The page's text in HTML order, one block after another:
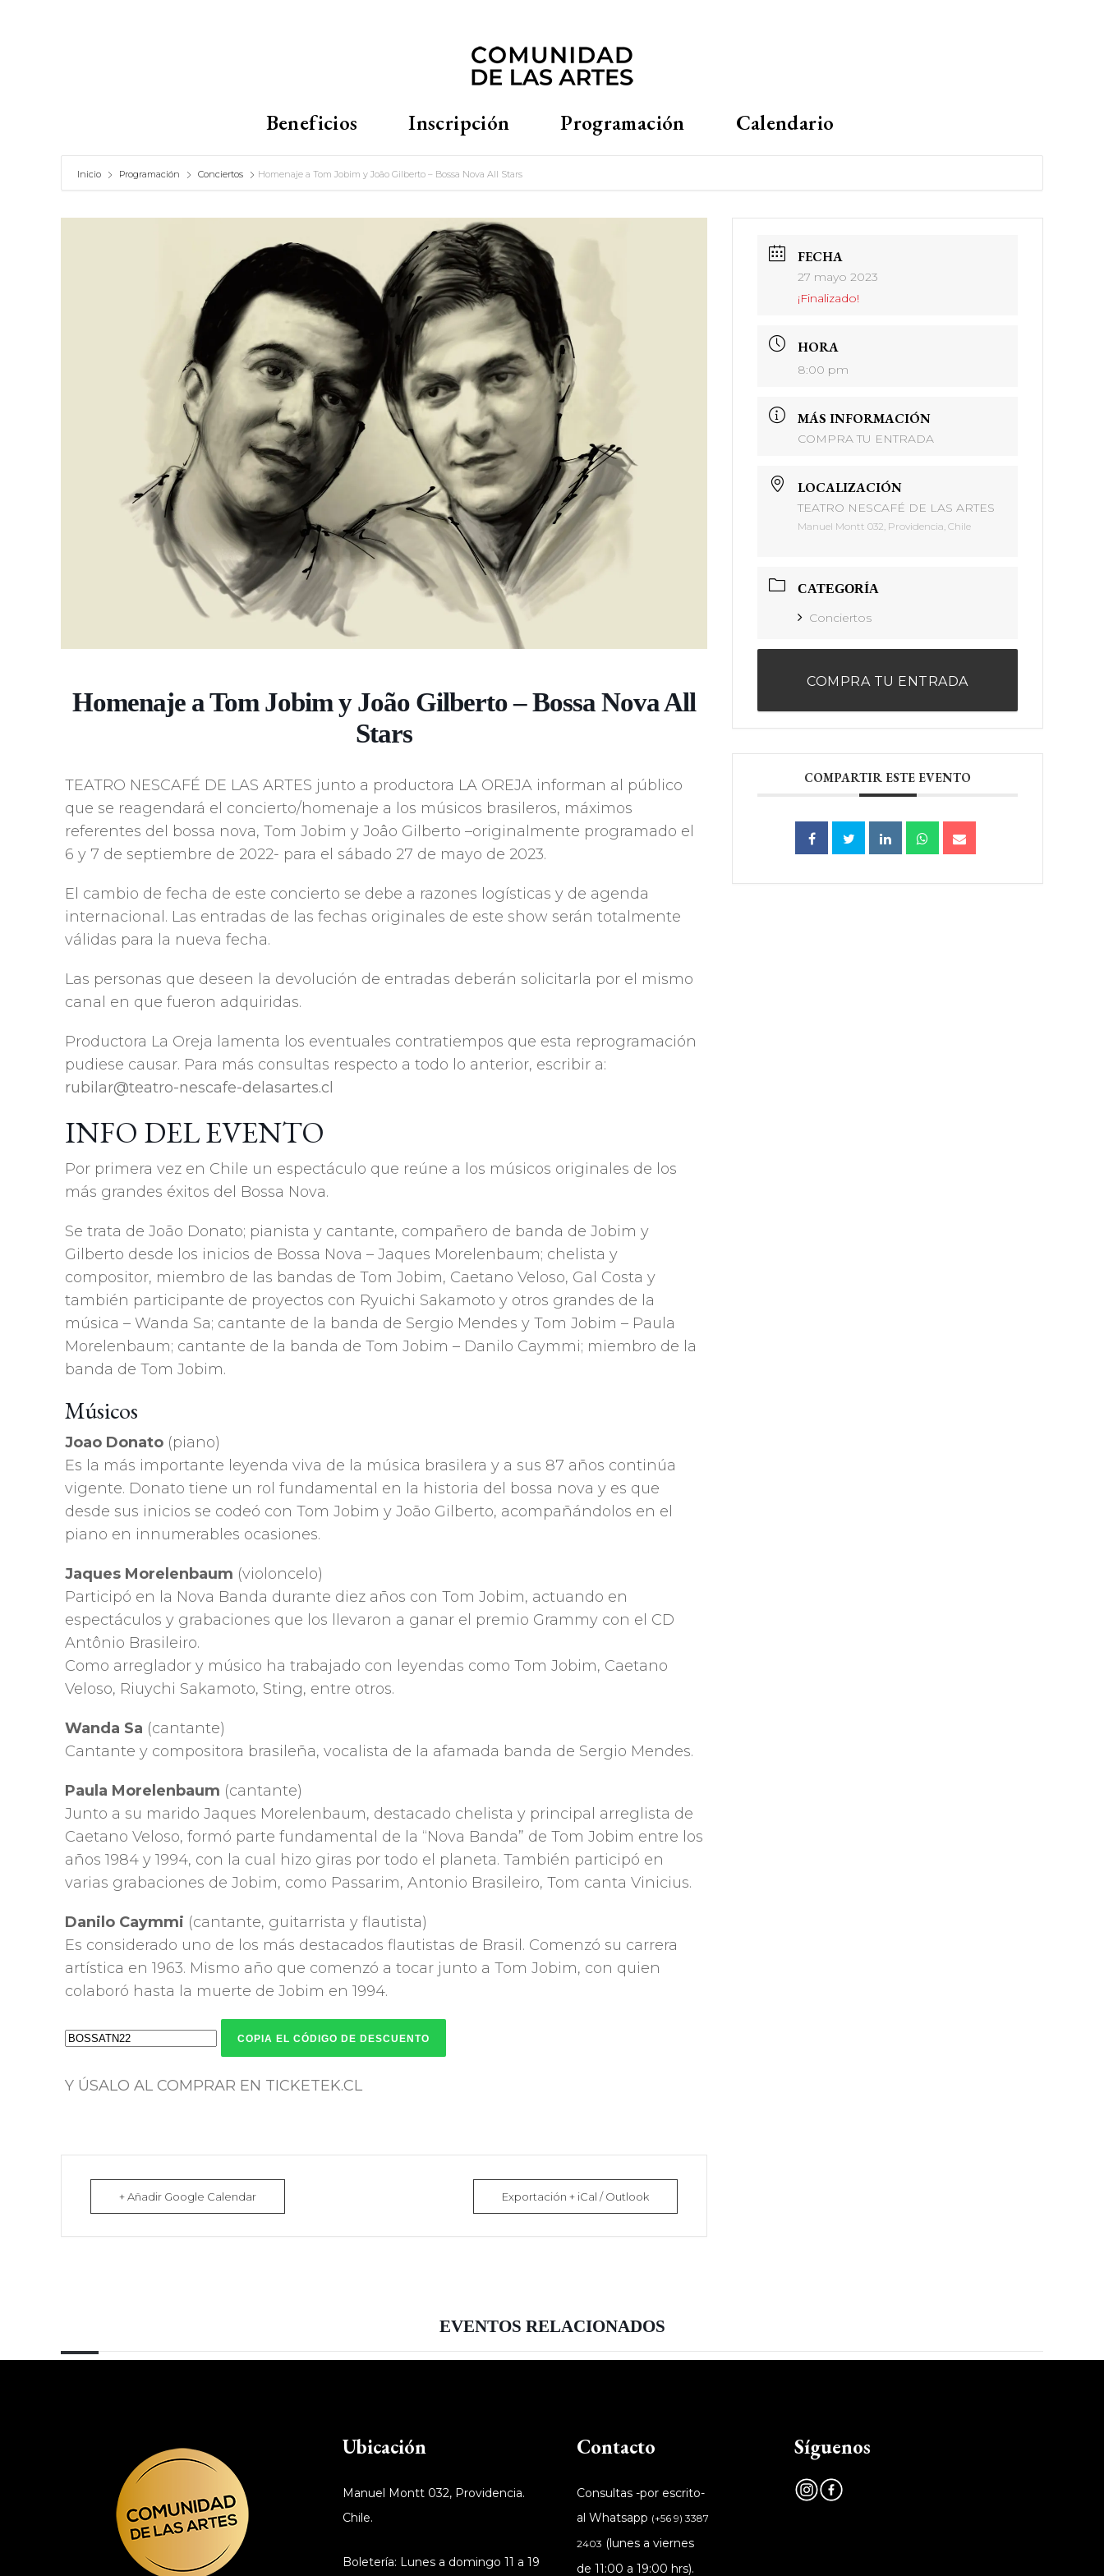
Beneficios Inscripción Programación Calendario
Inicio Programación Conciertos Homenaje a Tom Jobim y João Gilberto – Bossa Nova All Stars
Homenaje a Tom Jobim y João Gilberto – Bossa Nova All
Stars
TEATRO NESCAFÉ DE LAS ARTES junto a productora LA OREJA informan al público
que se reagendará el concierto/homenaje a los músicos brasileros, máximos
referentes del bossa nova, Tom Jobim y Joâo Gilberto –originalmente programado el
6 y 7 de septiembre de 2022- para el sábado 27 de mayo de 2023.
El cambio de fecha de este concierto se debe a razones logísticas y de agenda
internacional. Las entradas de las fechas originales de este show serán totalmente
válidas para la nueva fecha.
Las personas que deseen la devolución de entradas deberán solicitarla por el mismo
canal en que fueron adquiridas.
Productora La Oreja lamenta los eventuales contratiempos que esta reprogramación
pudiese causar. Para más consultas respecto a todo lo anterior, escribir a:
rubilar@teatro-nescafe-delasartes.cl
INFO DEL EVENTO
Por primera vez en Chile un espectáculo que reúne a los músicos originales de los
más grandes éxitos del Bossa Nova.
Se trata de João Donato; pianista y cantante, compañero de banda de Jobim y
Gilberto desde los inicios de Bossa Nova – Jaques Morelenbaum; chelista y
compositor, miembro de las bandas de Tom Jobim, Caetano Veloso, Gal Costa y
también participante de proyectos con Ryuichi Sakamoto y otros grandes de la
música – Wanda Sa; cantante de la banda de Sergio Mendes y Tom Jobim – Paula
Morelenbaum; cantante de la banda de Tom Jobim – Danilo Caymmi; miembro de la
banda de Tom Jobim.
Músicos
Joao Donato (piano)
Es la más importante leyenda viva de la música brasilera y a sus 87 años continúa
vigente. Donato tiene un rol fundamental en la historia del bossa nova y es que
desde sus inicios se codeó con Tom Jobim y João Gilberto, acompañándolos en el
piano en innumerables ocasiones.
Jaques Morelenbaum (violoncelo)
Participó en la Nova Banda durante diez años con Tom Jobim, actuando en
espectáculos y grabaciones que los llevaron a ganar el premio Grammy con el CD
Antônio Brasileiro.
Como arreglador y músico ha trabajado con leyendas como Tom Jobim, Caetano
Veloso, Riuychi Sakamoto, Sting, entre otros.
Wanda Sa (cantante)
Cantante y compositora brasileña, vocalista de la afamada banda de Sergio Mendes.
Paula Morelenbaum (cantante)
Junto a su marido Jaques Morelenbaum, destacado chelista y principal arreglista de
Caetano Veloso, formó parte fundamental de la “Nova Banda” de Tom Jobim entre los
años 1984 y 1994, con la cual hizo giras por todo el planeta. También participó en
varias grabaciones de Jobim, como Passarim, Antonio Brasileiro, Tom canta Vinicius.
Danilo Caymmi (cantante, guitarrista y flautista)
Es considerado uno de los más destacados flautistas de Brasil. Comenzó su carrera
artística en 1963. Mismo año que comenzó a tocar junto a Tom Jobim, con quien
colaboró hasta la muerte de Jobim en 1994.
COPIA EL CÓDIGO DE DESCUENTO
Y ÚSALO AL COMPRAR EN TICKETEK.CL
+ Añadir Google Calendar Exportación + iCal / Outlook
FECHA
27 mayo 2023
¡Finalizado!
HORA
8:00 pm
MÁS INFORMACIÓN
COMPRA TU ENTRADA
LOCALIZACIÓN
TEATRO NESCAFÉ DE LAS ARTES
Manuel Montt 032, Providencia, Chile
CATEGORÍA
Conciertos
COMPRA TU ENTRADA
COMPARTIR ESTE EVENTO
EVENTOS RELACIONADOS
Ubicación
Manuel Montt 032, Providencia.
Chile.
Boletería: Lunes a domingo 11 a 19
Contacto
Consultas -por escrito-
al Whatsapp (+56 9) 3387
2403 (lunes a viernes
de 11:00 a 19:00 hrs).
Síguenos